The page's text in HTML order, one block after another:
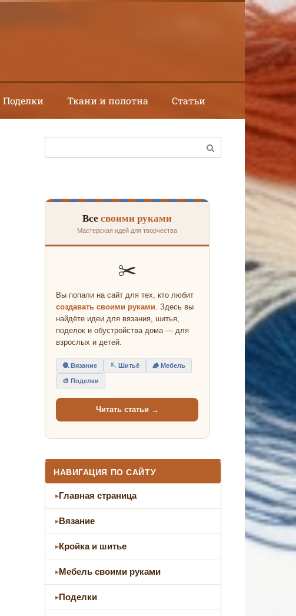
Поделки Ткани и полотна Статьи
Все своими руками
Мастерская идей для творчества
✂️
Вы попали на сайт для тех, кто любит
создавать своими руками. Здесь вы
найдёте идеи для вязания, шитья,
поделок и обустройства дома — для
взрослых и детей.
🧶 Вязание 🪡 Шитьё 🪵 Мебель
🎨 Поделки
Читать статьи →
НАВИГАЦИЯ ПО САЙТУ
Главная страница
Вязание
Кройка и шитье
Мебель своими руками
Поделки